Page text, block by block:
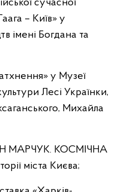
сучасної
– Київ» у
імені Богдана та
у Музеї
Лесі Українки,
Михайла
МАРЧУК. КОСМІЧНА
міста Києва;